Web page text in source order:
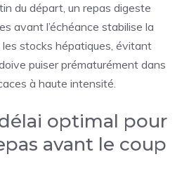
du départ, un repas digeste
avant l’échéance stabilise la
stocks hépatiques, évitant
puiser prématurément dans
à haute intensité.
optimal pour
avant le coup